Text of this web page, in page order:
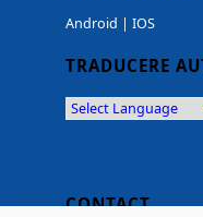
Android | IOS
TRADUCERE
CONTACT